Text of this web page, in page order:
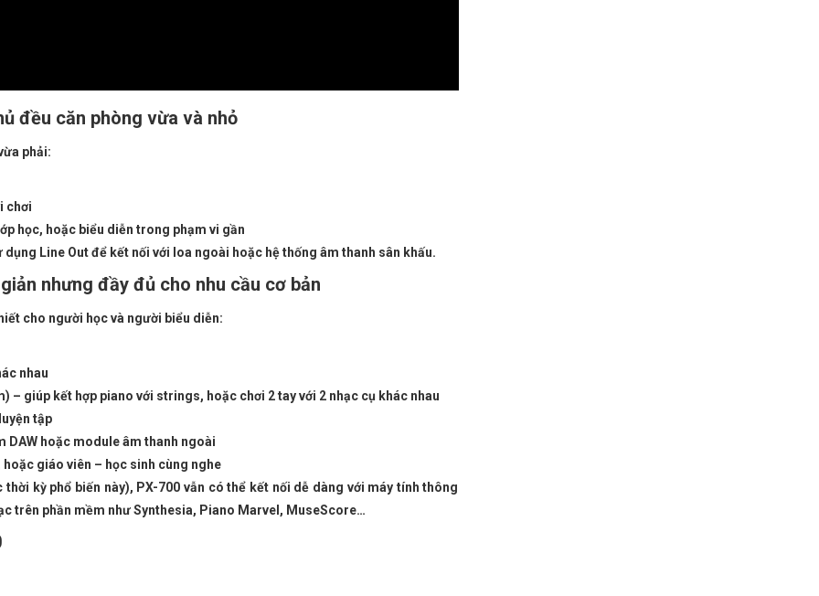
đều căn phòng vừa và nhỏ
phải:
chơi
học, hoặc biểu diễn trong phạm vi gần
Line Out để kết nối với loa ngoài hoặc hệ thống âm thanh sân khấu.
nhưng đầy đủ cho nhu cầu cơ bản
cho người học và người biểu diễn:
nhau
– giúp kết hợp piano với strings, hoặc chơi 2 tay với 2 nhạc cụ khác nhau
tập
DAW hoặc module âm thanh ngoài
giáo viên – học sinh cùng nghe
kỳ phổ biến này), PX-700 vẫn có thể kết nối dễ dàng với máy tính thông
trên phần mềm như Synthesia, Piano Marvel, MuseScore…